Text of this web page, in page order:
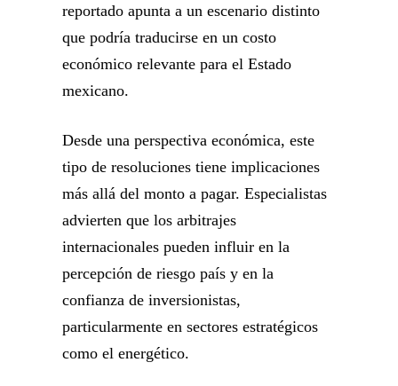
reportado apunta a un escenario distinto
que podría traducirse en un costo
económico relevante para el Estado
mexicano.
Desde una perspectiva económica, este
tipo de resoluciones tiene implicaciones
más allá del monto a pagar. Especialistas
advierten que los arbitrajes
internacionales pueden influir en la
percepción de riesgo país y en la
confianza de inversionistas,
particularmente en sectores estratégicos
como el energético.